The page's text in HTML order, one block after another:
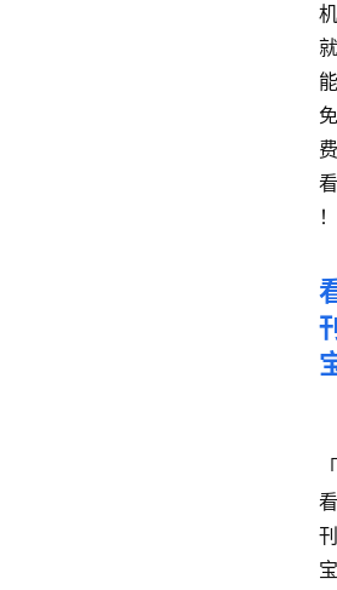
机
就
能
免
费
看
！
「
看
刊
宝